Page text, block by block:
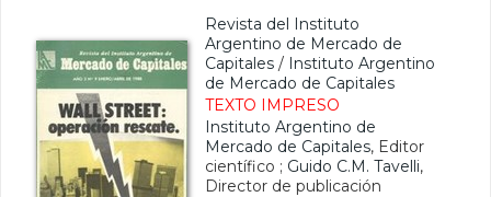
Revista del Instituto
Argentino de Mercado de
Capitales / Instituto Argentino
de Mercado de Capitales
TEXTO IMPRESO
Instituto Argentino de
Mercado de Capitales, Editor
científico ; Guido C.M. Tavelli,
Director de publicación